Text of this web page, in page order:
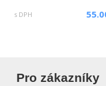
s DPH
Pro zákazníky